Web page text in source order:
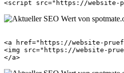
<a href="https://website-
<img src="https://website-